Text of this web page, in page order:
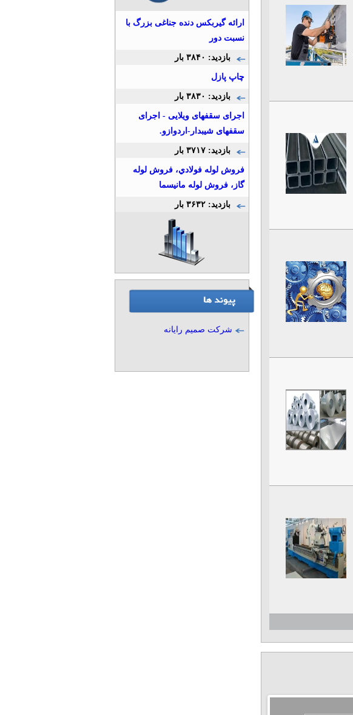
ارائه گیربکس دنده جناغی بزرگ با
نسبت دور
بازدید: ۳۸۴۰ بار
چاپ پازل
بازدید: ۳۸۳۰ بار
اجرای سقفهای ویلایی - اجرای
سقفهای شیبدار-اردوازو.
بازدید: ۳۷۱۷ بار
فروش لوله فولادي، فروش لوله
گاز، فروش لوله مانيسما
بازدید: ۳۶۳۲ بار
شرکت صمیم رایانه